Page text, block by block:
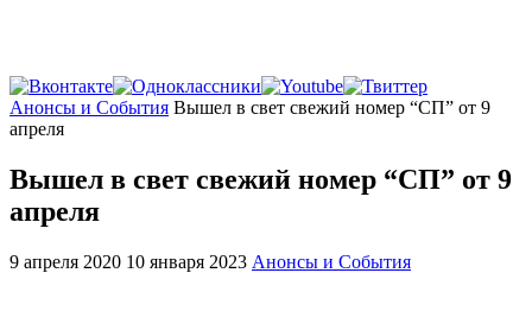
Главная
Анонсы и События Вышел в свет свежий номер “СП” от 9
апреля
Вышел в свет свежий номер “СП” от 9
апреля
9 апреля 2020 10 января 2023 Анонсы и События